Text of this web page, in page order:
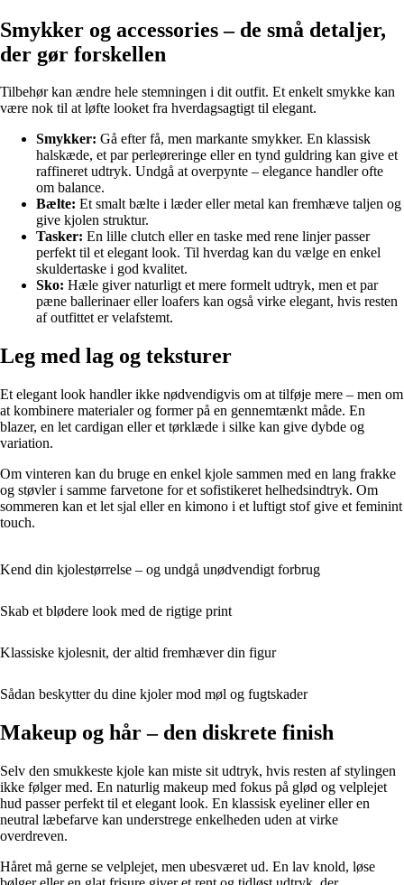
Smykker og accessories – de små detaljer,
der gør forskellen
Tilbehør kan ændre hele stemningen i dit outfit. Et enkelt smykke kan
være nok til at løfte looket fra hverdagsagtigt til elegant.
Smykker: Gå efter få, men markante smykker. En klassisk
halskæde, et par perleøreringe eller en tynd guldring kan give et
raffineret udtryk. Undgå at overpynte – elegance handler ofte
om balance.
Bælte: Et smalt bælte i læder eller metal kan fremhæve taljen og
give kjolen struktur.
Tasker: En lille clutch eller en taske med rene linjer passer
perfekt til et elegant look. Til hverdag kan du vælge en enkel
skuldertaske i god kvalitet.
Sko: Hæle giver naturligt et mere formelt udtryk, men et par
pæne ballerinaer eller loafers kan også virke elegant, hvis resten
af outfittet er velafstemt.
Leg med lag og teksturer
Et elegant look handler ikke nødvendigvis om at tilføje mere – men om
at kombinere materialer og former på en gennemtænkt måde. En
blazer, en let cardigan eller et tørklæde i silke kan give dybde og
variation.
Om vinteren kan du bruge en enkel kjole sammen med en lang frakke
og støvler i samme farvetone for et sofistikeret helhedsindtryk. Om
sommeren kan et let sjal eller en kimono i et luftigt stof give et feminint
touch.
Kend din kjolestørrelse – og undgå unødvendigt forbrug
Skab et blødere look med de rigtige print
Klassiske kjolesnit, der altid fremhæver din figur
Sådan beskytter du dine kjoler mod møl og fugtskader
Makeup og hår – den diskrete finish
Selv den smukkeste kjole kan miste sit udtryk, hvis resten af stylingen
ikke følger med. En naturlig makeup med fokus på glød og velplejet
hud passer perfekt til et elegant look. En klassisk eyeliner eller en
neutral læbefarve kan understrege enkelheden uden at virke
overdreven.
Håret må gerne se velplejet, men ubesværet ud. En lav knold, løse